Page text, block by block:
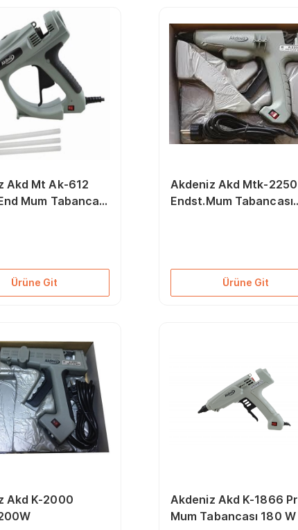
Akd Mt Ak-612
Mum Tabancası
Ürüne Git
Akdeniz Akd Mtk-2250
Endst.Mum Tabancası
Ürüne Git
Akd K-2000
Akdeniz Akd K-1866 Pr
Mum Tabancası 180 W